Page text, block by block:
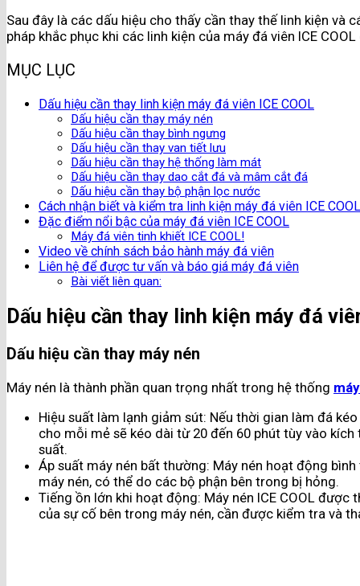
Sau đây là các dấu hiệu cho thấy cần thay thế linh kiện và
pháp khắc phục khi các linh kiện của máy đá viên ICE
MỤC LỤC
Dấu hiệu cần thay linh kiện máy đá viên ICE COOL
Dấu hiệu cần thay máy nén
Dấu hiệu cần thay bình ngưng
Dấu hiệu cần thay van tiết lưu
Dấu hiệu cần thay hệ thống làm mát
Dấu hiệu cần thay dao cắt đá và mâm cắt đá
Dấu hiệu cần thay bộ phận lọc nước
Cách nhận biết và kiểm tra linh kiện máy đá viên ICE COOL
Đặc điểm nổi bậc của máy đá viên ICE COOL
Máy đá viên tinh khiết ICE COOL!
Video về chính sách bảo hành máy đá viên
Liên hệ để được tư vấn và báo giá máy đá viên
Bài viết liên quan:
Dấu hiệu cần thay linh kiện máy đá
Dấu hiệu cần thay máy nén
Máy nén là thành phần quan trọng nhất trong hệ thống
Hiệu suất làm lạnh giảm sút: Nếu thời gian làm đá
cho mỗi mẻ sẽ kéo dài từ 20 đến 60 phút tùy vào
suất​.
Áp suất máy nén bất thường: Máy nén hoạt động
máy nén, có thể do các bộ phận bên trong bị hỏng​.
Tiếng ồn lớn khi hoạt động: Máy nén ICE COOL
của sự cố bên trong máy nén, cần được kiểm tra và